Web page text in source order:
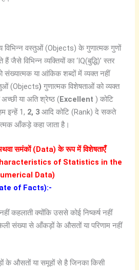
विभिन्न वस्तुओं (Objects) के गुणात्मक गुणों
विभिन्न व्यक्तियों का ‘IQ(बुद्धि)’ स्तर
संख्यात्मक या आंकिक शब्दों में व्यक्त नहीं
(Objects) गुणात्मक विशेषताओं को व्यक्त
या अति श्रेष्ठ (Excellent ) कोटि
इन्हें 1, 2, 3 आदि कोटि (Rank) दे सकते
आँकड़े कहा जाता है।
समंकों (Data) के रूप में विशेषताएँ
of Statistics in the
Data)
of Facts):-
कहलाती क्योंकि उससे कोई निष्कर्ष नहीं
संख्या से आँकड़ों के औसतों या परिणाम नहीं
के औसतों या समूहों से है जिनका किसी